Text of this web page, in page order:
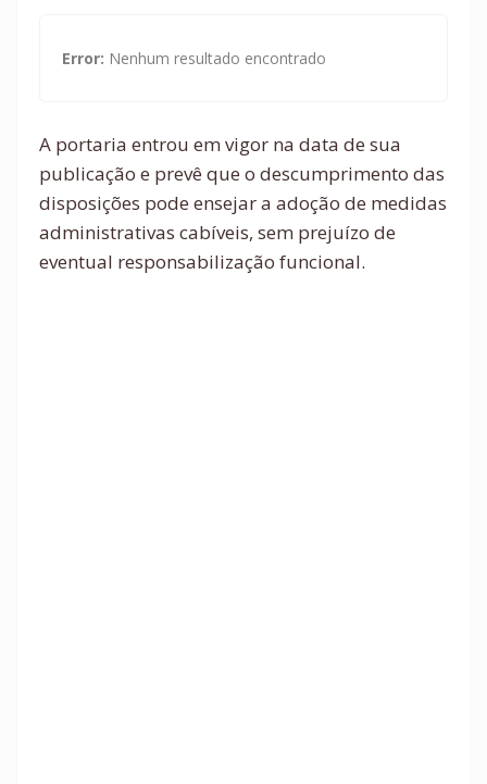
Error: Nenhum resultado encontrado
A portaria entrou em vigor na data de sua
publicação e prevê que o descumprimento das
disposições pode ensejar a adoção de medidas
administrativas cabíveis, sem prejuízo de
eventual responsabilização funcional.